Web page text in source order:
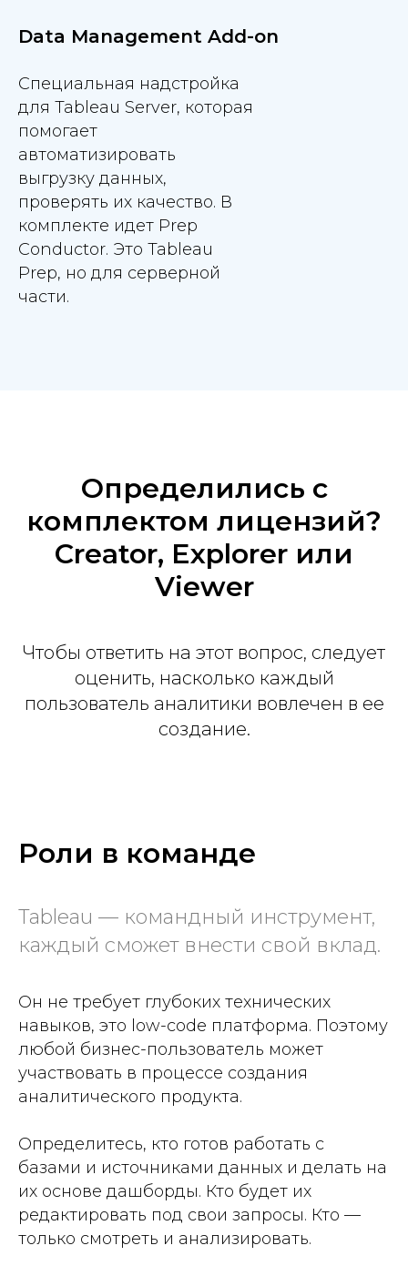
Data Management Add-on
Специальная надстройка
для Tableau Server, которая
помогает
автоматизировать
выгрузку данных,
проверять их качество. В
комплекте идет Prep
Conductor. Это Tableau
Prep, но для серверной
части.
Определились с
комплектом лицензий?
Creator, Explorer или
Viewer
Чтобы ответить на этот вопрос, следует
оценить, насколько каждый
пользователь аналитики вовлечен в ее
создание.
Роли в команде
Tableau — командный инструмент,
каждый сможет внести свой вклад.
Он не требует глубоких технических
навыков, это low-code платформа. Поэтому
любой бизнес-пользователь может
участвовать в процессе создания
аналитического продукта.
Определитесь, кто готов работать с
базами и источниками данных и делать на
их основе дашборды. Кто будет их
редактировать под свои запросы. Кто —
только смотреть и анализировать.